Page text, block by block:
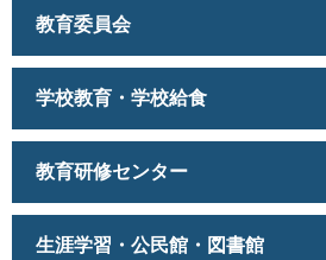
教育委員会
学校教育・学校給食
教育研修センター
生涯学習・公民館・図書館